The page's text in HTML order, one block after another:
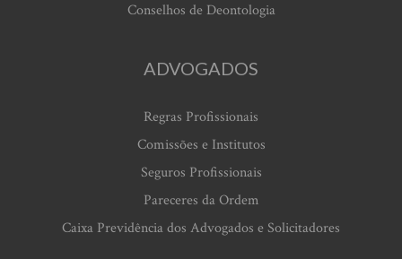
Conselhos de Deontologia
ADVOGADOS
Regras Profissionais
Comissões e Institutos
Seguros Profissionais
Pareceres da Ordem
Caixa Previdência dos Advogados e Solicitadores